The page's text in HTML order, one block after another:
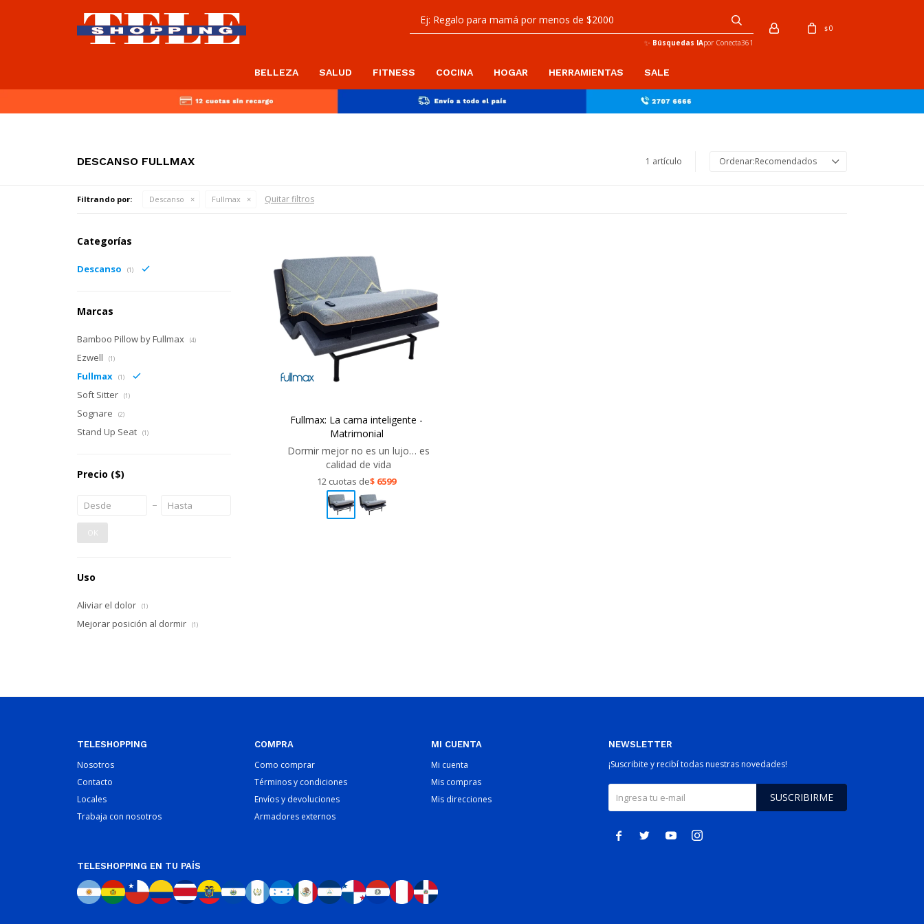
BELLEZA SALUD FITNESS COCINA HOGAR HERRAMIENTAS SALE
✨ Búsquedas IApor Conecta361
$0
DESCANSO FULLMAX 1 artículo Recomendados
Filtrando por: Descanso Fullmax Quitar filtros
Fullmax: La cama inteligente -
Matrimonial
Dormir mejor no es un lujo… es
calidad de vida
12 cuotas de$ 6599
Categorías
Descanso (1)
Marcas
Bamboo Pillow by Fullmax (4)
Ezwell (1)
Fullmax (1)
Soft Sitter (1)
Sognare (2)
Stand Up Seat (1)
Precio ($)
OK
Uso
Aliviar el dolor (1)
Mejorar posición al dormir (1)
TELESHOPPING
Nosotros
Contacto
Locales
Trabaja con nosotros
COMPRA
Como comprar
Términos y condiciones
Envíos y devoluciones
Armadores externos
MI CUENTA
Mi cuenta
Mis compras
Mis direcciones
NEWSLETTER
¡Suscribite y recibí todas nuestras novedades!
SUSCRIBIRME
   
TELESHOPPING EN TU PAÍS